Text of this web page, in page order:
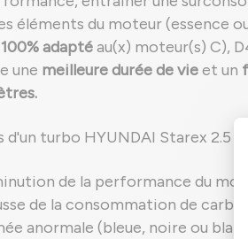
éléments du moteur (essence
adaptéau(x) moteur(s) C),
une meilleure durée de vieet un
d'un turbo HYUNDAI Starex 2.5
de la performance du
de la consommation de
anormale (bleue, noire ou